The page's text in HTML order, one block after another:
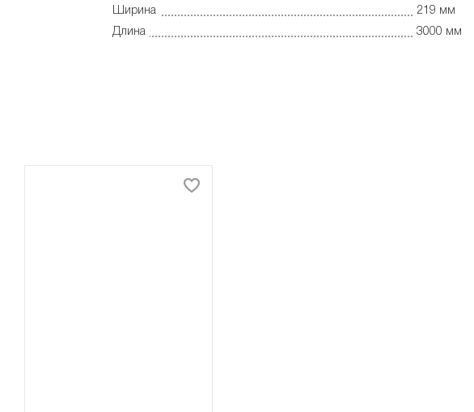
Ширина
219 мм
Длина
3000 мм